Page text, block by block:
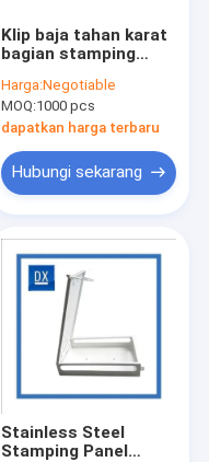
Klip baja tahan karat
bagian stamping
Harga:Negotiable
MOQ:1000 pcs
dapatkan harga terbaru
Hubungi sekarang
Stainless Steel
Stamping Panel